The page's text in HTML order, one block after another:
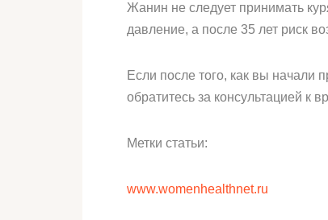
Жанин не следует принимать
давление, а после 35 лет риск
Если после того, как вы начали
обратитесь за консультацией к
Метки статьи:
www.womenhealthnet.ru